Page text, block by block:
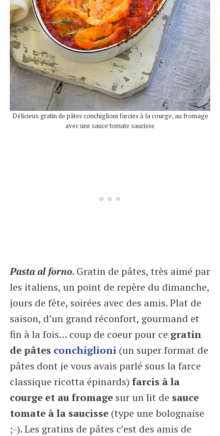
Délicieux gratin de pâtes conchiglioni farcies à la courge, au fromage
avec une sauce tomate saucisse
Pasta al forno. Gratin de pâtes, très aimé par
les italiens, un point de repère du dimanche,
jours de fête, soirées avec des amis. Plat de
saison, d’un grand réconfort, gourmand et
fin à la fois… coup de coeur pour ce gratin
de pâtes conchiglioni (un super format de
pâtes dont je vous avais parlé sous la farce
classique ricotta épinards) farcis à la
courge et au fromage sur un lit de sauce
tomate à la saucisse (type une bolognaise
;-). Les gratins de pâtes c’est des amis de